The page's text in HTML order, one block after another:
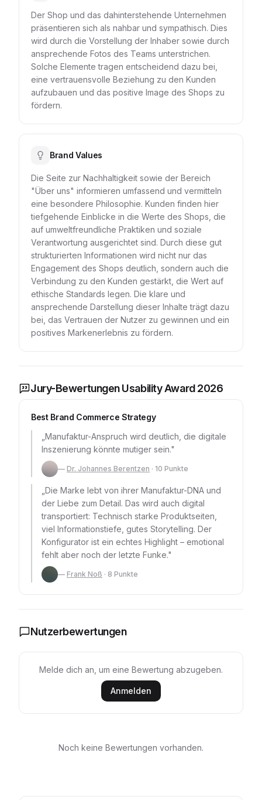
Der Shop und das dahinterstehende Unternehmen
präsentieren sich als nahbar und sympathisch. Dies
wird durch die Vorstellung der Inhaber sowie durch
ansprechende Fotos des Teams unterstrichen.
Solche Elemente tragen entscheidend dazu bei,
eine vertrauensvolle Beziehung zu den Kunden
aufzubauen und das positive Image des Shops zu
fördern.
Brand Values
Die Seite zur Nachhaltigkeit sowie der Bereich
"Über uns" informieren umfassend und vermitteln
eine besondere Philosophie. Kunden finden hier
tiefgehende Einblicke in die Werte des Shops, die
auf umweltfreundliche Praktiken und soziale
Verantwortung ausgerichtet sind. Durch diese gut
strukturierten Informationen wird nicht nur das
Engagement des Shops deutlich, sondern auch die
Verbindung zu den Kunden gestärkt, die Wert auf
ethische Standards legen. Die klare und
ansprechende Darstellung dieser Inhalte trägt dazu
bei, das Vertrauen der Nutzer zu gewinnen und ein
positives Markenerlebnis zu fördern.
Jury-Bewertungen Usability Award 2026
Best Brand Commerce Strategy
Manufaktur-Anspruch wird deutlich, die digitale
Inszenierung könnte mutiger sein."
— Dr. Johannes Berentzen · 10 Punkte
Die Marke lebt von ihrer Manufaktur-DNA und
der Liebe zum Detail. Das wird auch digital
transportiert: Technisch starke Produktseiten,
viel Informationstiefe, gutes Storytelling. Der
Konfigurator ist ein echtes Highlight – emotional
fehlt aber noch der letzte Funke."
— Frank Noß · 8 Punkte
Nutzerbewertungen
Melde dich an, um eine Bewertung abzugeben.
Anmelden
Noch keine Bewertungen vorhanden.